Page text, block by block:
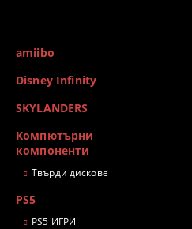
amiibo
Disney Infinity
SKYLANDERS
Компютърни
компоненти
Твърди дискове
PS5
PS5 ИГРИ